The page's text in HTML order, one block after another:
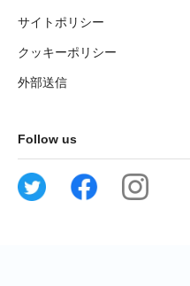
サイトポリシー
クッキーポリシー
外部送信
Follow us